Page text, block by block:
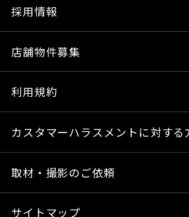
採用情報
店舗物件募集
利用規約
カスタマーハラスメントに対する
取材・撮影のご依頼
サイトマップ